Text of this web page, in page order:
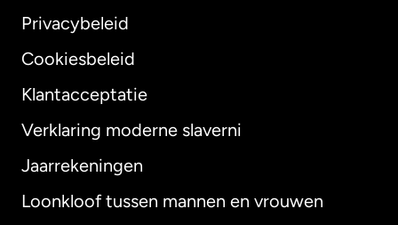
Privacybeleid
Cookiesbeleid
Klantacceptatie
Verklaring moderne slaverni
Jaarrekeningen
Loonkloof tussen mannen en vrouwen
Internationaal English